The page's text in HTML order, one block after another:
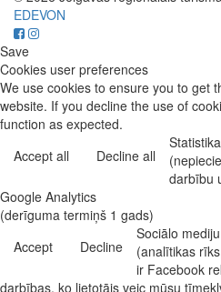
EDEVON
Save
Cookies user preferences
We use cookies to ensure you to get
website. If you decline the use of
function as expected.
Accept all
Decline all
darbību
Google Analytics
(derīguma termiņš 1 gads)
Accept
Decline
Sociālo
(analītikas
ir Facebook
darbības, ko lietotājs veic mūsu